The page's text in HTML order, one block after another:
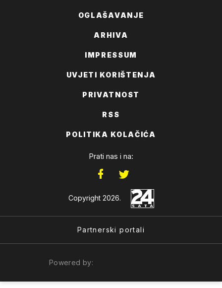
OGLAŠAVANJE
ARHIVA
IMPRESSUM
UVJETI KORIŠTENJA
PRIVATNOST
RSS
POLITIKA KOLAČIĆA
Prati nas i na:
Copyright 2026.
Partnerski portali
Powered by: